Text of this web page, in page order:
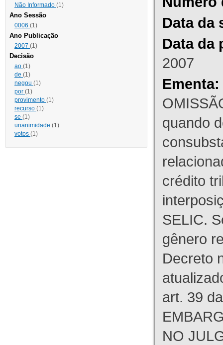
Não Informado (1)
Ano Sessão
0006 (1)
Ano Publicação
2007 (1)
Decisão
ao (1)
de (1)
negou (1)
por (1)
provimento (1)
recurso (1)
se (1)
unanimidade (1)
votos (1)
Data da
Data da
2007
Ementa:
quando
crédito
SELIC.
gênero
Decreto
art. 39
NO